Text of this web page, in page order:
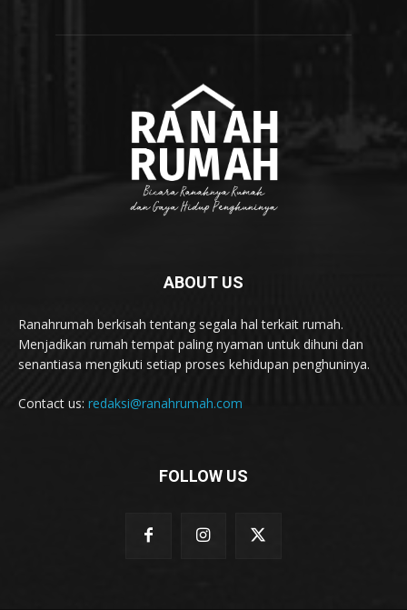
ABOUT US
Ranahrumah berkisah tentang segala hal terkait rumah.
Menjadikan rumah tempat paling nyaman untuk dihuni dan
senantiasa mengikuti setiap proses kehidupan penghuninya.
Contact us: redaksi@ranahrumah.com
FOLLOW US